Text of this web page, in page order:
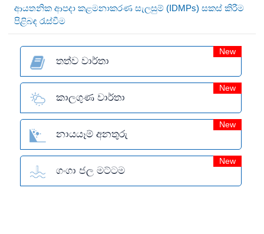
ආයතනික ආපදා කළමනාකරණ සැලසුම් (IDMPs) සකස් කිරීම
පිළිබඳ රැස්වීම
තත්ව වාර්තා
New
කාලගුණ වාර්තා
New
නායයෑම් අනතුරු
New
ගංගා ජල මට්ටම
New